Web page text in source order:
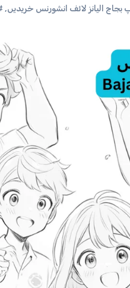
بجاج الیانز لائف انشورنس خریدیں,